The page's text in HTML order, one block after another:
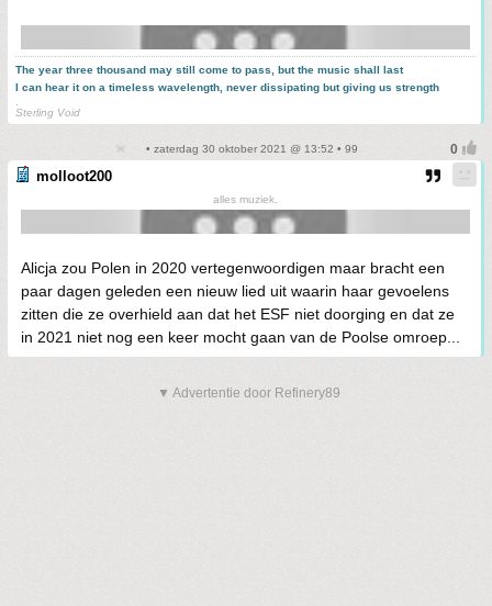
The year three thousand may still come to pass, but the music shall last
I can hear it on a timeless wavelength, never dissipating but giving us strength
Sterling Void
• zaterdag 30 oktober 2021 @ 13:52 • 99
molloot200
alles muziek.
Alicja zou Polen in 2020 vertegenwoordigen maar bracht een
paar dagen geleden een nieuw lied uit waarin haar gevoelens
zitten die ze overhield aan dat het ESF niet doorging en dat ze
in 2021 niet nog een keer mocht gaan van de Poolse omroep...
▼ Advertentie door Refinery89